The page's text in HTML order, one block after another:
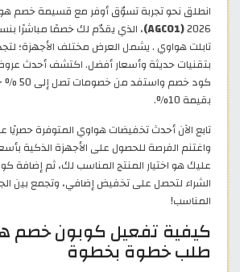
انطلق نحو تجربة تسوّق أوفر مع قسيمة خصم
2026
(AGC01)
تابلت هواوي . يشمل العرض مختلف الأجهزة؛
بتقنيات حديثة وأسعار أفضل. اكتشف أحدث
كود خصم
بقيمة 10%.
تابع الآن أحدث تخفيضات هواوي المتوفرة حصريًا
واغتنم الفرصة للحصول على الأجهزة الذكية
عليك هو اختيار المنتج المناسب لك، ثم إضافة
الشراء لتحصل على تخفيض إضافي، وتجمع بين
المناسب!
كيفية تفعيل كوبون خصم
طلب خطوة بخطوة